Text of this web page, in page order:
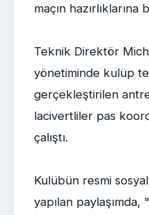
maçın hazırlıklarına
Teknik Direktör
yönetiminde kulüp
gerçekleştirilen
lacivertliler pas
çalıştı.
Kulübün resmi
yapılan